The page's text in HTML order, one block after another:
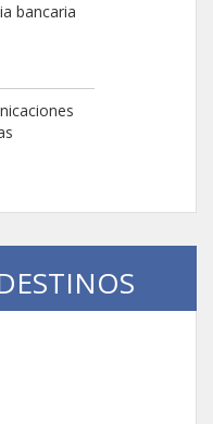
bancaria